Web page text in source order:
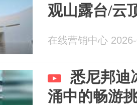
观山露台/云
在线营销中心
悉尼邦迪
涌中的畅游